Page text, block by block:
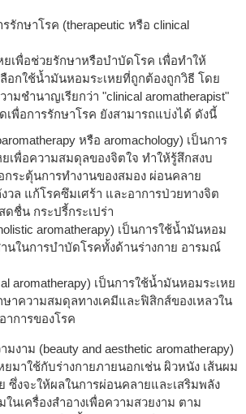
กษาโรค (therapeutic หรือ clinical
เพื่อช่วยรักษาหรือบำบัดโรค เพื่อทำให้
อกใช้น้ำมันหอมระเหยที่ถูกต้องถูกวิธี โดย
มชำนาญเรียกว่า "clinical aromatherapist"
พื่อการรักษาโรค ยังสามารถแบ่งได้ ดังนี้
หรือ aromachology) เป็นการ
เพื่อความสมดุลของจิตใจ ทำให้รู้สึกสงบ
ระตุ้นการทำงานของสมอง ผ่อนคลาย
วล แก้โรคซึมเศร้า และอาการป่วยทางจิต
ดชื่น กระปรี้กระเปร่า
aromatherapy) เป็นการใช้น้ำมันหอม
นในการบำบัดโรคทั้งด้านร่างกาย อารมณ์
aromatherapy) เป็นการใช้น้ำมันหอมระเหย
ษาความสมดุลทางเคมีและฟิสิกส์ของเหลวใน
าการของโรค
งาม (beauty and aesthetic aromatherapy)
มาใช้กับร่างกายภายนอกเช่น ผิวหนัง เส้นผม
ซึ่งจะให้ผลในการผ่อนคลายและเสริมพลัง
นเครื่องสำอางเพื่อความสวยงาม ตาม